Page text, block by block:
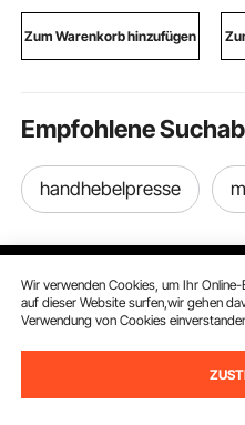
Schlauch und
automatischer Düse,
orangefarbener
Transport
Zum Warenkorb hinzufügen
Empfohlene
handhebelpresse
Melden Sie sich für
Wir verwenden Cookies, um Ihr
auf dieser Website surfen,wir gehen
Verwendung von Cookies